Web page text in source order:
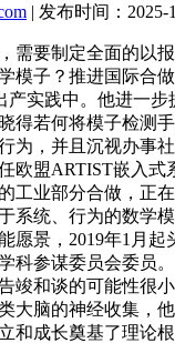
| 发布时间：2025-
要制定全面的以报
模子？推进国际合
实践中。他进一
得若何将模子检测
为，并且沉视办事
欧盟ARTIST嵌入
工业部分合做，正
系统、行为的数学
愿景，2019年1月
科参谋委员会委员
竣和谈的可能性很
大脑的神经收集，
和成长奠基了理论